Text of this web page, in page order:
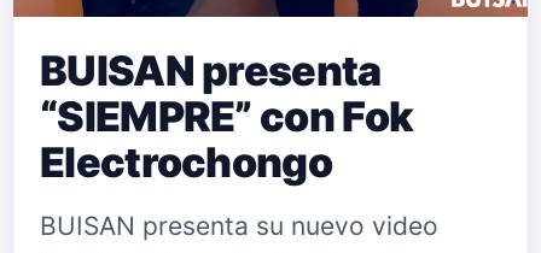
BUISAN presenta
“SIEMPRE” con Fok
Electrochongo
BUISAN presenta su nuevo video